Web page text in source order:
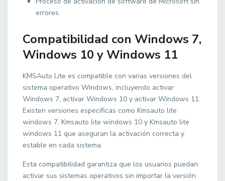
errores.
Compatibilidad con Windows 7,
Windows 10 y Windows 11
KMSAuto Lite es compatible con varias versiones del
sistema operativo Windows, incluyendo activar
Windows 7, activar Windows 10 y activar Windows 11.
Existen versiones específicas como Kmsauto lite
windows 7, Kmsauto lite windows 10 y Kmsauto lite
windows 11 que aseguran la activación correcta y
estable en cada sistema.
Esta compatibilidad garantiza que los usuarios puedan
activar sus sistemas operativos sin importar la versión